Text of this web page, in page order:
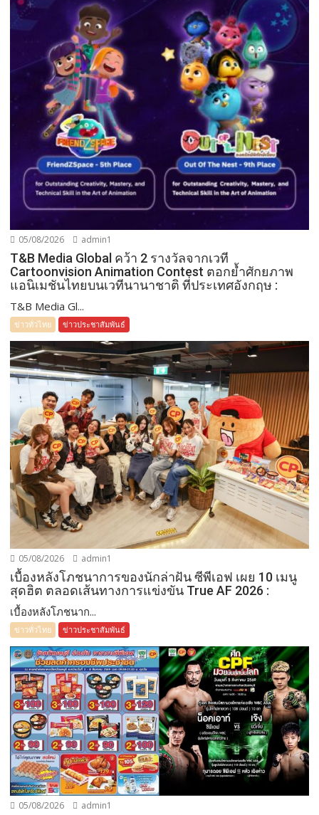
05/08/2026 admin1
T&B Media Global คว้า 2 รางวัลจากเวที
Cartoonvision Animation Contest ตอกย้ำศักยภาพ
แอนิเมชันไทยบนเวทีนานาชาติ ที่ประเทศอังกฤษ :
T&B Media Gl...
ข่าวทั่วไทย ข่าวประชาสัมพันธ์
05/08/2026 admin1
เบื้องหลังโภชนาการของนักล่าฝัน ซีพีเอฟ เผย 10 เมนู
สุดฮิต ตลอดเส้นทางการแข่งขัน True AF 2026 :
เบื้องหลังโภชนาก...
ข่าวทั่วไทย ข่าวประชาสัมพันธ์
05/08/2026 admin1